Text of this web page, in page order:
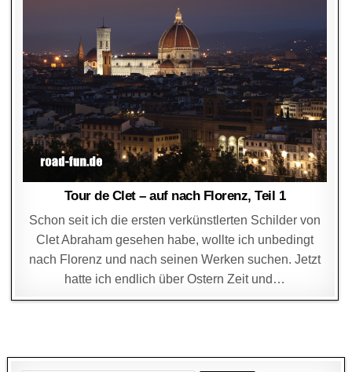
Tour de Clet – auf nach Florenz, Teil 1
Schon seit ich die ersten verkünstlerten Schilder von
Clet Abraham gesehen habe, wollte ich unbedingt
nach Florenz und nach seinen Werken suchen. Jetzt
hatte ich endlich über Ostern Zeit und…